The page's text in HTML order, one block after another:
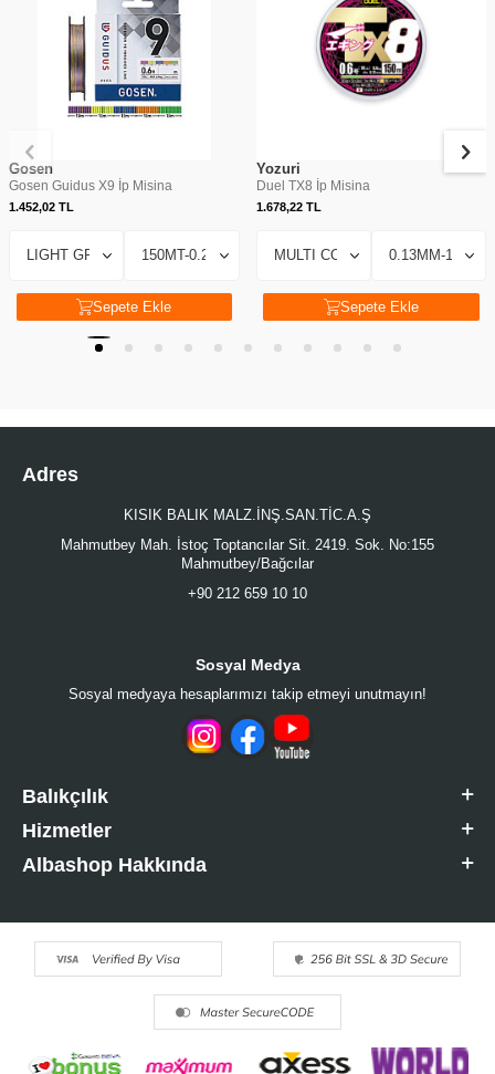
Gosen
Gosen Guidus X9 İp Misina
1.452,02 TL
Sepete Ekle
Yozuri
Duel TX8 İp Misina
1.678,22TL
Sepete Ekle
Adres
KISIK BALIK MALZ.İNŞ.SAN.TİC.A.Ş
Mahmutbey Mah. İstoç Toptancılar Sit. 2419. Sok. No:155
Mahmutbey/Bağcılar
+90 212 659 10 10
Sosyal Medya
Sosyal medyaya hesaplarımızı takip etmeyi unutmayın!
Balıkçılık
Hizmetler
Albashop Hakkında